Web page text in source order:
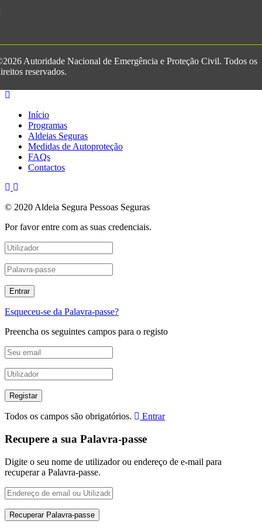
Autoridade Nacional de Emergência e Proteção Civil. Todos os
reservados.
Início
Programas
Aldeias Seguras
Medidas de Autoproteção
FAQs
Contactos
© 2020 Aldeia Segura Pessoas Seguras
Por favor entre com as suas credenciais.
Esqueceu-se da Palavra-passe?
Preencha os seguintes campos para o registo
Todos os campos são obrigatórios. Entrar
Recupere a sua Palavra-passe
Digite o seu nome de utilizador ou endereço de e-mail para
recuperar a Palavra-passe.